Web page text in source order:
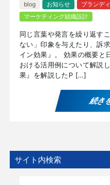
blog
お知らせ ブランデ
マーケティング組織設計
同じ言葉や発言を繰り返す
ない」印象を与えたり、訴
イン効果』。 効果の概要と
おける活用例について解説
果』を解説したP […]
続き
サイト内検索